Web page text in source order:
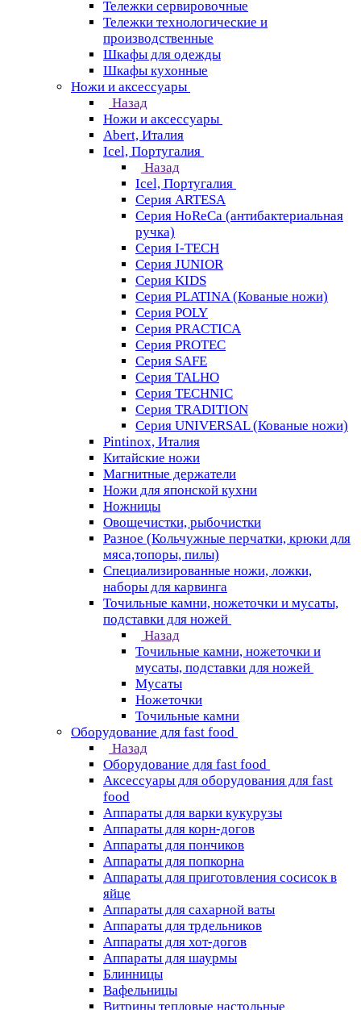
Тележки сервировочные
Тележки технологические и
производственные
Шкафы для одежды
Шкафы кухонные
Ножи и аксессуары
Назад
Ножи и аксессуары
Abert, Италия
Icel, Португалия
Назад
Icel, Португалия
Серия ARTESA
Серия HoReCa (антибактериальная
ручка)
Серия I-TECH
Серия JUNIOR
Серия KIDS
Серия PLATINA (Кованые ножи)
Серия POLY
Серия PRACTICA
Серия PROTEC
Серия SAFE
Серия TALHO
Серия TECHNIC
Серия TRADITION
Серия UNIVERSAL (Кованые ножи)
Pintinox, Италия
Китайские ножи
Магнитные держатели
Ножи для японской кухни
Ножницы
Овощечистки, рыбочистки
Разное (Кольчужные перчатки, крюки для
мяса,топоры, пилы)
Специализированные ножи, ложки,
наборы для карвинга
Точильные камни, ножеточки и мусаты,
подставки для ножей
Назад
Точильные камни, ножеточки и
мусаты, подставки для ножей
Мусаты
Ножеточки
Точильные камни
Оборудование для fast food
Назад
Оборудование для fast food
Аксессуары для оборудования для fast
food
Аппараты для варки кукурузы
Аппараты для корн-догов
Аппараты для пончиков
Аппараты для попкорна
Аппараты для приготовления сосисок в
яйце
Аппараты для сахарной ваты
Аппараты для трдельников
Аппараты для хот-догов
Аппараты для шаурмы
Блинницы
Вафельницы
Витрины тепловые настольные